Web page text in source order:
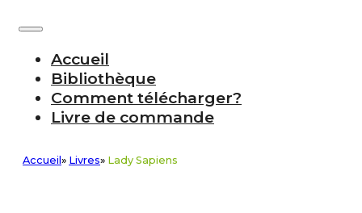
Accueil
Bibliothèque
Comment télécharger?
Livre de commande
Accueil » Livres» Lady Sapiens